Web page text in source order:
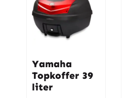
Yamaha
Topkoffer 39
liter